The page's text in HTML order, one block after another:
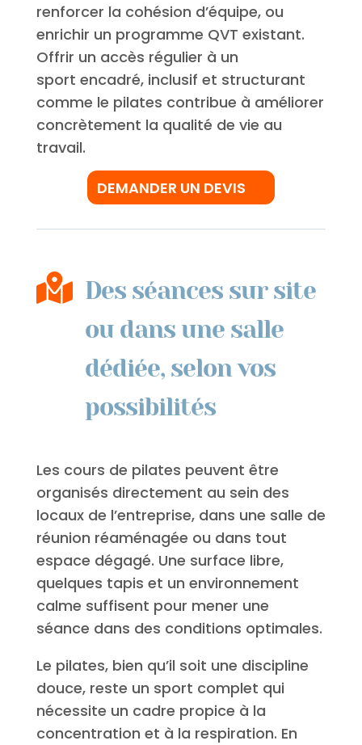
renforcer la cohésion d’équipe, ou
enrichir un programme QVT existant.
Offrir un accès régulier à un
sport encadré, inclusif et structurant
comme le pilates contribue à améliorer
concrètement la qualité de vie au
travail.
DEMANDER UN DEVIS
 Des séances sur site
ou dans une salle
dédiée, selon vos
possibilités
Les cours de pilates peuvent être
organisés directement au sein des
locaux de l’entreprise, dans une salle de
réunion réaménagée ou dans tout
espace dégagé. Une surface libre,
quelques tapis et un environnement
calme suffisent pour mener une
séance dans des conditions optimales.
Le pilates, bien qu’il soit une discipline
douce, reste un sport complet qui
nécessite un cadre propice à la
concentration et à la respiration. En